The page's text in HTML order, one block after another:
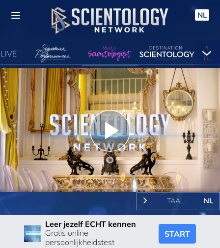
NL
LIVE
Play
Video
TAAL: NL
Leer jezelf ECHT kennen
Gratis online
persoonlijkheidstest
START